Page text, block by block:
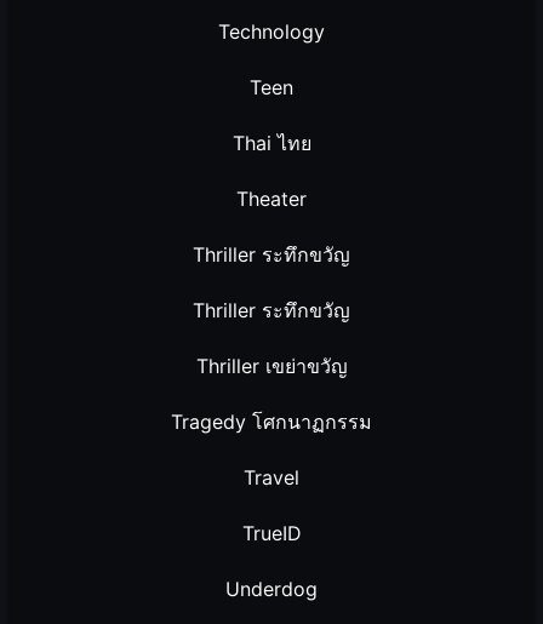
Technology
Teen
Thai ไทย
Theater
Thriller ระทึกขวัญ
Thriller ระทึกขวัญ
Thriller เขย่าขวัญ
Tragedy โศกนาฏกรรม
Travel
TrueID
Underdog